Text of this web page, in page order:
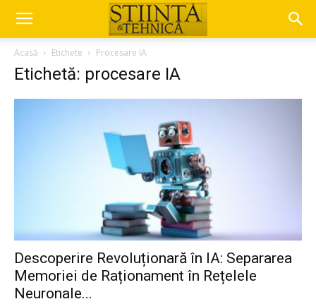
Acasă Etichete Procesare IA
Etichetă: procesare IA
Descoperire Revoluționară în IA: Separarea
Memoriei de Raționament în Rețelele
Neuronale...